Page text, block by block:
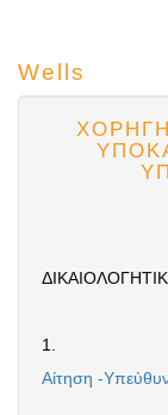
Wells
1.
Αίτηση -